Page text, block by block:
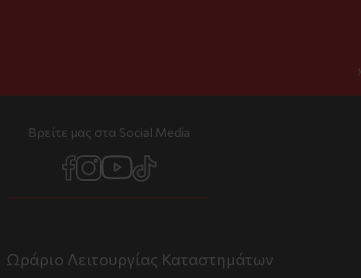
Βρείτε μας στα Social Media
Ωράριο Λειτουργίας Καταστημάτων